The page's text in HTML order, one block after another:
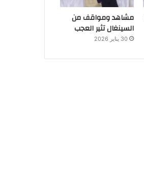
مشاهد ومواقف من
السينغال تثير العجب
30 يناير 2026